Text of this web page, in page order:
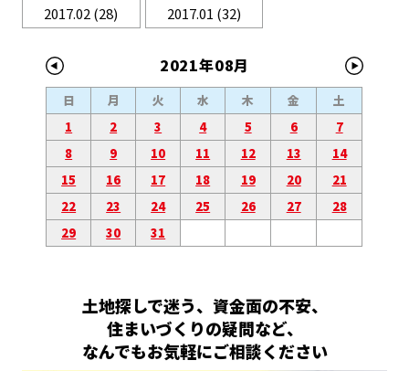
2017.02(28) 2017.01 (32)
2021年08月
日 月 火 水 木 金
土
1
2 3 4 5 6
7
8
9 10 11 12 13
14
15
16 17 18 19 20
21
22
23 24 25 26 27
28
29
30 31
土地探しで迷う、資金面の不安、
住まいづくりの疑問など、
なんでもお気軽にご相談ください